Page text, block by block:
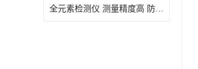
全元素检测仪 测量精度高 防尘 防水性能好